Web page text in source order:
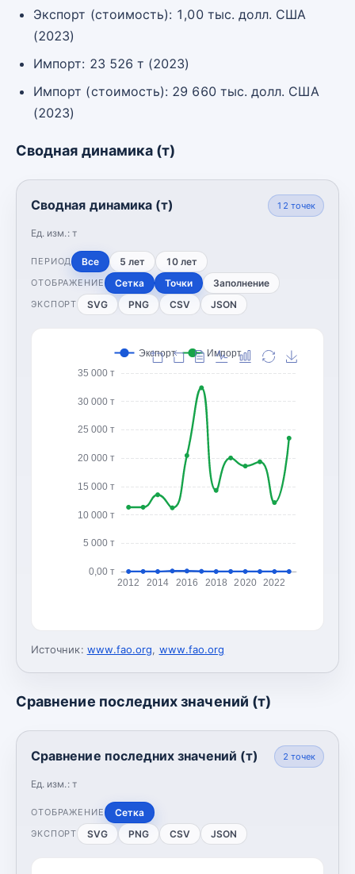
Экспорт (стоимость): 1,00 тыс. долл. США
(2023)
Импорт: 23 526 т (2023)
Импорт (стоимость): 29 660 тыс. долл. США
(2023)
Сводная динамика (т)
Сводная динамика (т)
Ед. изм.: т
12 точек
ПЕРИОД Все 5 лет 10 лет
ОТОБРАЖЕНИЕ Сетка Точки Заполнение
ЭКСПОРТ SVG PNG CSV JSON
0,00 т
5 000 т
10 000 т
15 000 т
20 000 т
25 000 т
30 000 т
35 000 т
2012 2014 2016 2018 2020 2022
Экспорт Импорт
Источник: www.fao.org, www.fao.org
Сравнение последних значений (т)
Сравнение последних значений (т)
Ед. изм.: т
2 точек
ОТОБРАЖЕНИЕ Сетка
ЭКСПОРТ SVG PNG CSV JSON